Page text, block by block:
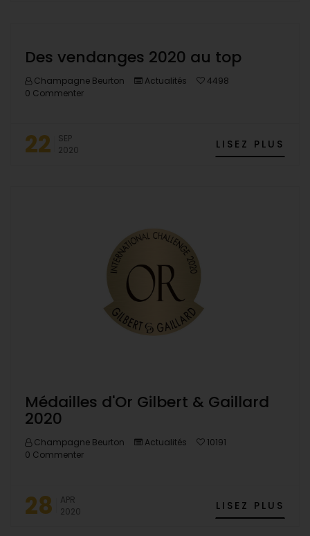
Des vendanges 2020 au top
Champagne Beurton Actualités
4498
0 Commenter
22
SEP
2020
LISEZ PLUS
Médailles d'Or Gilbert & Gaillard
2020
Champagne Beurton Actualités
10191
0 Commenter
28
APR
2020
LISEZ PLUS